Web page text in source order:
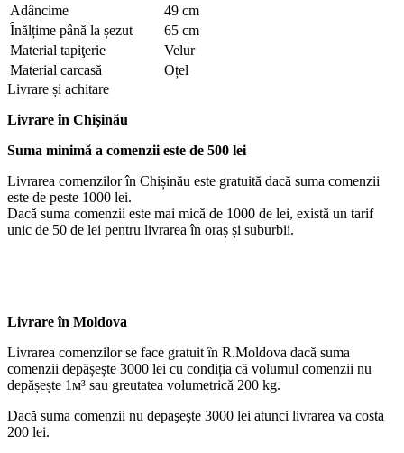
Adâncime
49 cm
Înălțime până la șezut
65 cm
Material tapiţerie
Velur
Material carcasă
Oțel
Livrare și achitare
Livrareîn Chișinău
Suma minimă a comenzii este de 500 lei
Livrarea comenzilor în Chișinău este gratuită dacă suma comenzii
este de peste 1000 lei.
Dacă suma comenzii este mai mică de 1000 de lei, există un tarif
unic de 50 de lei pentru livrarea în oraș și suburbii.
Livrare în Moldova
Livrarea comenzilor se face gratuit în R.Moldova dacă suma
comenzii depășește 3000 lei cu condiția că volumul comenzii nu
depășește 1м³ sau greutatea volumetrică 200 kg.
Dacă suma comenzii nu depaşeşte 3000 lei atunci livrarea va costa
200 lei.